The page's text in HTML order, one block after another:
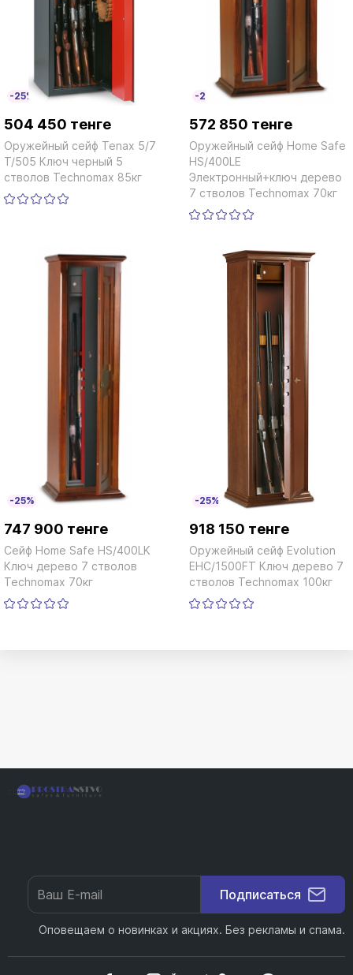
-25%
504 450 тенге
Оружейный сейф Tenax 5/7
T/505 Ключ черный 5
стволов Technomax 85кг
-25%
572 850 тенге
Оружейный сейф Home Safe
HS/400LE
Электронный+ключ дерево
7 стволов Technomax 70кг
-25%
747 900 тенге
Сейф Home Safe HS/400LK
Ключ дерево 7 стволов
Technomax 70кг
-25%
918 150 тенге
Оружейный сейф Evolution
EHC/1500FT Ключ дерево 7
стволов Technomax 100кг
Подписаться
Оповещаем о новинках и акциях. Без рекламы и спама.